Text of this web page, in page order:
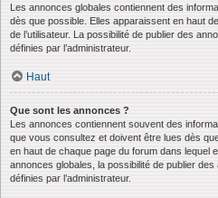
Les annonces globales contiennent des
dès que possible. Elles apparaissent en haut
de l’utilisateur. La possibilité de publier des
définies par l’administrateur.
Haut
Que sont les annonces ?
Les annonces contiennent souvent des
que vous consultez et doivent être lues dès
en haut de chaque page du forum dans lequel
annonces globales, la possibilité de publier
définies par l’administrateur.